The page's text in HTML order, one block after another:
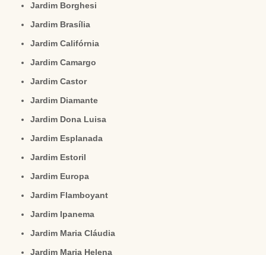
Jardim Borghesi
Jardim Brasília
Jardim Califórnia
Jardim Camargo
Jardim Castor
Jardim Diamante
Jardim Dona Luisa
Jardim Esplanada
Jardim Estoril
Jardim Europa
Jardim Flamboyant
Jardim Ipanema
Jardim Maria Cláudia
Jardim Maria Helena